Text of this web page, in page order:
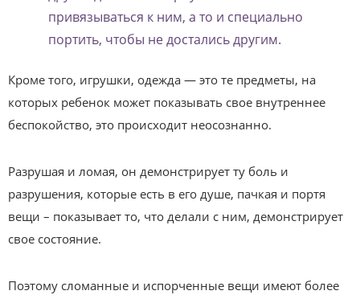
привязываться к ним, а то и специально
портить, чтобы не достались другим.
Кроме того, игрушки, одежда — это те предметы, на
которых ребенок может показывать свое внутреннее
беспокойство, это происходит неосознанно.
Разрушая и ломая, он демонстрирует ту боль и
разрушения, которые есть в его душе, пачкая и портя
вещи – показывает то, что делали с ним, демонстрирует
свое состояние.
Поэтому сломанные и испорченные вещи имеют более